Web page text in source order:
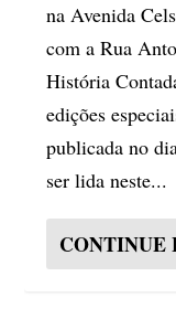
na Avenida
com a Rua
História
edições
publicada no
ser lida neste...
CONTINUE